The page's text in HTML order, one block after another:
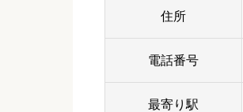
住所
電話番号
最寄り駅